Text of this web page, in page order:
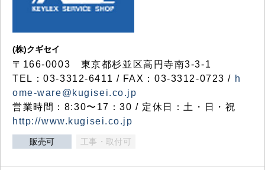
(株)クギセイ
〒166-0003 東京都杉並区高円寺南3-3-1
TEL：03-3312-6411 / FAX：03-3312-0723 / h
ome-ware@kugisei.co.jp
営業時間：8:30〜17：30 / 定休日：土・日・祝
http://www.kugisei.co.jp
販売可 工事・取付可